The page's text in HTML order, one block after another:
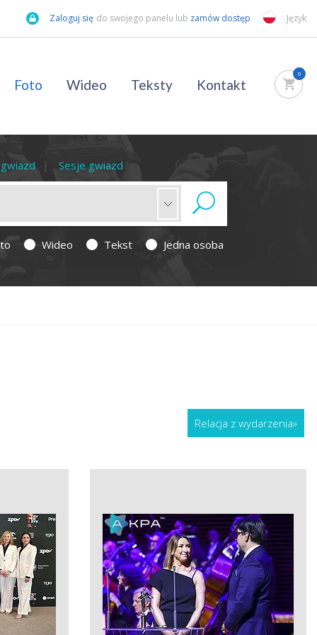
Zaloguj się do swojego panelu lub zamów dostęp Język
Foto Wideo Teksty Kontakt
0
Sesje gwiazd
Wideo Tekst Jedna osoba
Relacja z wydarzenia»